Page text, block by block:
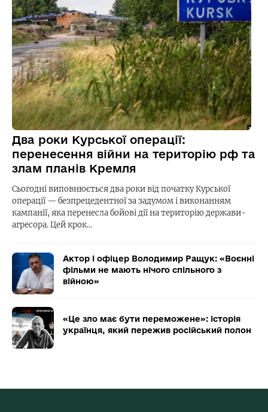
Два роки Курської операції:
перенесення війни на територію рф та
злам планів Кремля
Сьогодні виповнюється два роки від початку Курської
операції — безпрецедентної за задумом і виконанням
кампанії, яка перенесла бойові дії на територію держави-
агресора. Цей крок…
Актор і офіцер Володимир Ращук: «Воєнні
фільми не мають нічого спільного з
війною»
«Це зло має бути переможене»: історія
українця, який пережив російський полон